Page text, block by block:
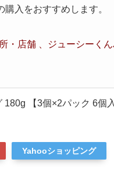
入をおすすめします。
・店舗 、 ジューシーく
180g 【3個×2パック 6個
Yahooショッピング